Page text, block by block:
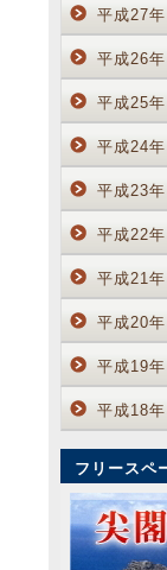
平成27
平成26
平成25
平成24
平成23
平成22
平成21
平成20
平成19
平成18
フリースペ